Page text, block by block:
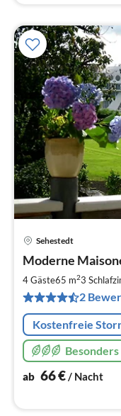
Sehestedt
Moderne
4 Gäste65 m23
2
Kostenfreie
ab 66€/ Nacht